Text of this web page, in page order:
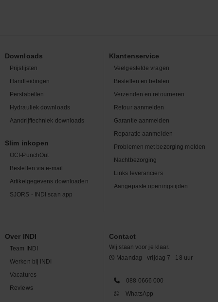
Downloads
Prijslijsten
Handleidingen
Perstabellen
Hydrauliek downloads
Aandrijftechniek downloads
Slim inkopen
OCI-PunchOut
Bestellen via e-mail
Artikelgegevens downloaden
SJORS - INDI scan app
Klantenservice
Veelgestelde vragen
Bestellen en betalen
Verzenden en retourneren
Retour aanmelden
Garantie aanmelden
Reparatie aanmelden
Problemen met bezorging melden
Nachtbezorging
Links leveranciers
Aangepaste openingstijden
Over INDI
Team INDI
Werken bij INDI
Vacatures
Reviews
Contact
Wij staan voor je klaar.
Maandag - vrijdag 7 - 18 uur
088 0666 000
WhatsApp